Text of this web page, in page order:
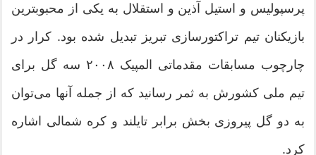
پرسپولیس و استیل آذین و استقلال به یکی از محبوبترین
بازیکنان تیم تراکتورسازی تبریز تبدیل شده بود. کرار در
چارچوب مسابقات مقدماتی المپیک ۲۰۰۸ سه گل برای
تیم ملی کشورش به ثمر رسانید که از جمله آنها می‌توان
به دو گل پیروزی بخش برابر تایلند و کره شمالی اشاره
کرد.